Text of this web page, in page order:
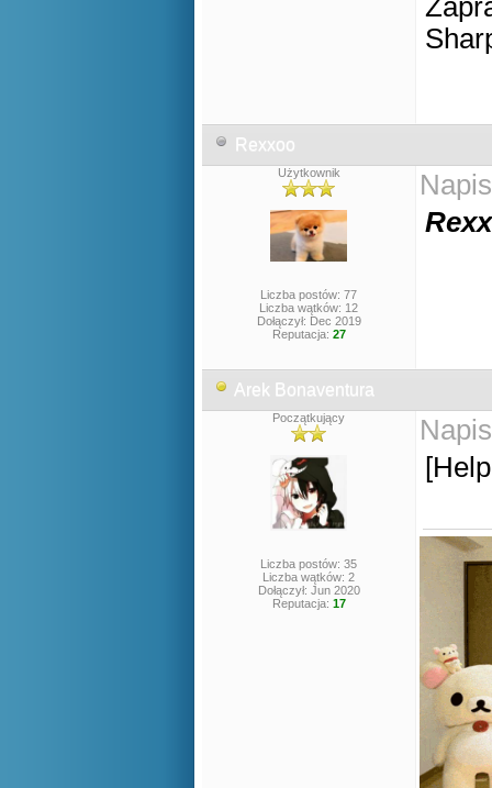
Rexxoo
Użytkownik
Liczba postów: 77
Liczba wątków: 12
Dołączył: Dec 2019
Reputacja: 27
Arek Bonaventura
Początkujący
Liczba postów: 35
Liczba wątków: 2
Dołączył: Jun 2020
Reputacja: 17